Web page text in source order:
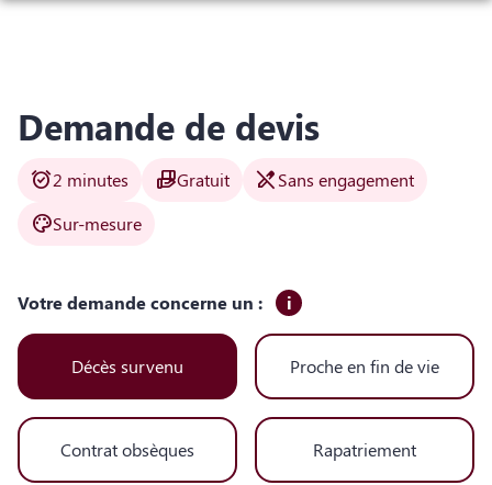
Aller
NOTRE AGENCE
NOTRE CHAMBRE FUNERAIRE
SERVICES AUX FAMILLES
Demande de devis
alarm_on2 minutes hand_packageGratuit edit_offSans engagement
paletteSur-mesure
Votre demande concerne un : i
Décès survenu Proche en fin de vie
Contrat obsèques Rapatriement